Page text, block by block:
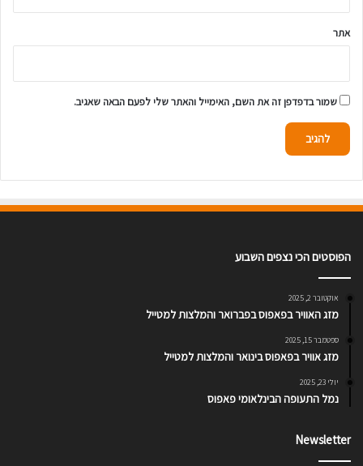
אתר
שמור בדפדפן זה את השם, האימייל והאתר שלי לפעם הבאה שאגיב.
הפוסטים הכי נצפים השבוע
אוקטובר 2, 2025
מזג האוויר בפאפוס בפברואר והמלצות למטייל
ספטמבר 15, 2025
מזג אוויר בפאפוס בינואר והמלצות למטייל
יולי 23, 2025
נמל התעופה הבינלאומי פאפוס
Newsletter